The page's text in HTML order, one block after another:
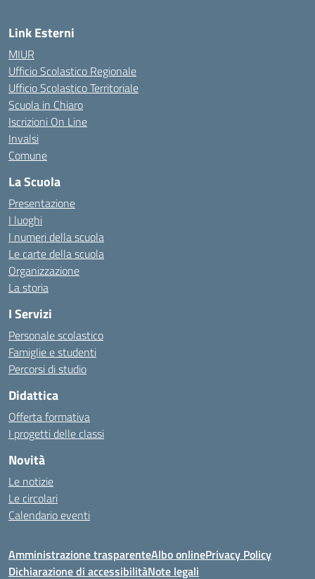
Link Esterni
MIUR
Ufficio Scolastico Regionale
Ufficio Scolastico Territoriale
Scuola in Chiaro
Iscrizioni On Line
Invalsi
Comune
La Scuola
Presentazione
I luoghi
I numeri della scuola
Le carte della scuola
Organizzazione
La storia
I Servizi
Personale scolastico
Famiglie e studenti
Percorsi di studio
Didattica
Offerta formativa
I progetti delle classi
Novità
Le notizie
Le circolari
Calendario eventi
Amministrazione trasparenteAlbo onlinePrivacy Policy
Dichiarazione di accessibilitàNote legali